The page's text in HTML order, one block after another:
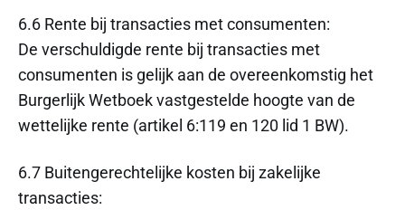
6.6 Rente bij transacties met consumenten:
De verschuldigde rente bij transacties met
consumenten is gelijk aan de overeenkomstig het
Burgerlijk Wetboek vastgestelde hoogte van de
wettelijke rente (artikel 6:119 en 120 lid 1 BW).
6.7 Buitengerechtelijke kosten bij zakelijke
transacties: